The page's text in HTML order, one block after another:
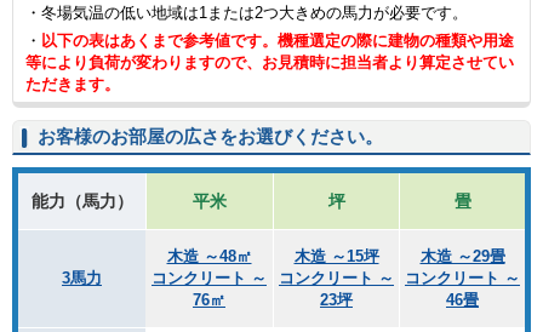
・冬場気温の低い地域は1または2つ大きめの馬力が必要です。
・ 以下の表はあくまで参考値です。機種選定の際に建物の種類や用途
等により負荷が変わりますので、お見積時に担当者より算定させてい
ただきます。
お客様のお部屋の広さをお選びください。
能力（馬力） 平米 坪 畳
3馬力
木造 ～48㎡
コンクリート ～
76㎡
木造 ～15坪
コンクリート ～
23坪
木造 ～29畳
コンクリート ～
46畳